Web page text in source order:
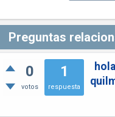
Preguntas
0
votos
1
respuesta